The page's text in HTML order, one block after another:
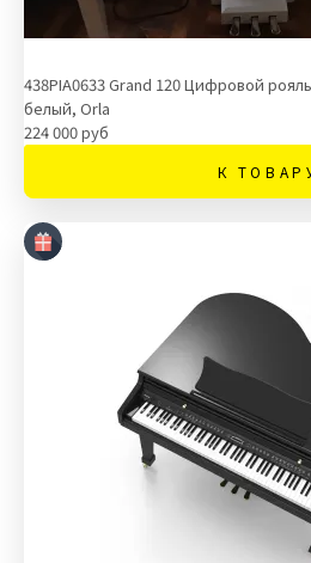
438PIA0633 Grand 120 Цифровой
белый, Orla
224 000 руб
К